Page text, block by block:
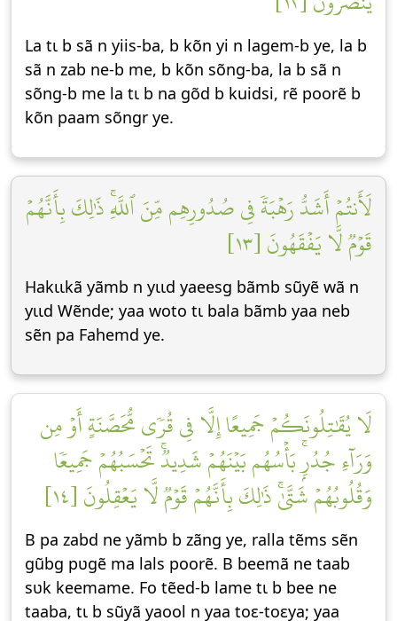
La tɩ b sã n yiis-ba, b kõn yi n lagem-b ye, la b
sã n zab ne-b me, b kõn sõng-ba, la b sã n
sõng-b me la tɩ b na gõd b kuidsi, rẽ poorẽ b
kõn paam sõngr ye.
لَأَنتُمۡ أَشَدُّ رَهۡبَةٗ فِي صُدُورِهِم مِّنَ ٱللَّهِۚ ذَٰلِكَ بِأَنَّهُمۡ
قَوۡمٞ لَّا يَفۡقَهُونَ [١٣]
Hakɩɩkã yãmb n yɩɩd yaeesg bãmb sũyẽ wã n
yɩɩd Wẽnde; yaa woto tɩ bala bãmb yaa neb
sẽn pa Fahemd ye.
لَا يُقَٰتِلُونَكُمۡ جَمِيعًا إِلَّا فِي قُرٗى مُّحَصَّنَةٍ أَوۡ مِن
وَرَآءِ جُدُرِۭۚ بَأۡسُهُم بَيۡنَهُمۡ شَدِيدٞۚ تَحۡسَبُهُمۡ جَمِيعٗا
وَقُلُوبُهُمۡ شَتَّىٰۚ ذَٰلِكَ بِأَنَّهُمۡ قَوۡمٞ لَّا يَعۡقِلُونَ [١٤]
B pa zabd ne yãmb b zãng ye, ralla tẽms sẽn
gũbg pʋgẽ ma lals poorẽ. B beemã ne taab
sʋk keemame. Fo tẽed-b lame tɩ b bee ne
taaba, tɩ b sũyã yaool n yaa toε-toεya; yaa